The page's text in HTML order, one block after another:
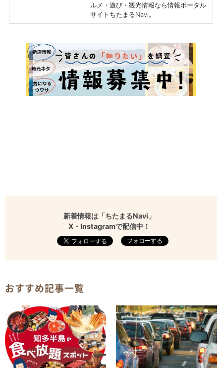
ルメ・遊び・観光情報なら情報ポータル
サイトちたまるNavi。
新着情報は「ちたまるNavi」
X・Instagramで配信中！
フォローする
おすすめ記事一覧